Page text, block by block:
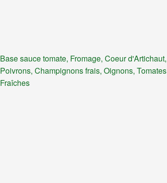
Base sauce tomate, Fromage, Coeur d'Artichaut,
Poivrons, Champignons frais, Oignons, Tomates
Fraîches